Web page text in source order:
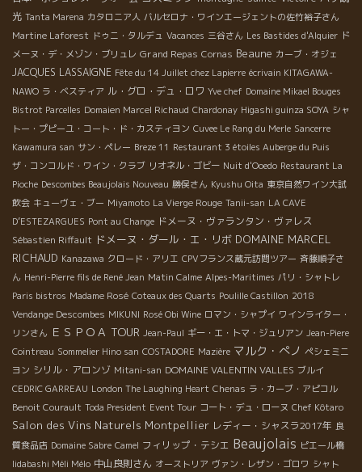
光 Tanta Marena カタロニア人 バルセロナ・ワインエージェントの佐竹裕子さん
Martine Laforest ドゥニ・タルデュ Vacances 三谷さん Les Bastides d'Alquier ド
メーヌ・デ・メゾン・ブリュレ Grand Repas Cornas Beaune カーブ・オジェ
JACQUES LASSAIGNE Fête du 14 Juillet chez Lapierre écrivain KITAGAWA-
NAWO ラ・ベスティア ル・グロ・デュ・ロワ Yve chef Domaine Mikael Bouges
Bistrot Parcelles Domaien Marcel Richaud Chardonay Higashi guinza SOYA シャ
トー・プピーユ・コート・ド・カスティヨン Cuvee Le Rang du Merle Sancerre
Kawamura san サン・ペレー Breze 11 Restaurant 3 étoiles Auberge du Puis
ザ・コンコルド・ワイン・クラブ リオネル・ゴビー Nuit d'Ooedo Restaurant La
Pioche Descombes Beaujolais Nouveau 勝俣さん Kyushu Oita 東京自然ワイン大試
飲会 キューヴェ・ブー Miyamoto La Vierge Rouge Tanii-san LA CAVE
D’ESTEZARGUES Pont au Change ドメーヌ・ヴァランタン・ヴァレス
Sébastien Riffault ドメーヌ・ダール・エ・リボ DOMAINE MARCEL
RICHAUD Kanazawa クロード・アリエ CPVフランス蔵元訪問ツアー 斉藤順子さ
ん Henri-Pierre fils de René Jean Matin Calme Alpes-Maritimes パリ・シャトレ
Paris bistros Madame Rosé Coteaux des Quarts Poulille Castillon 2018
Vendange Descombes MIKUNI Rosé Obi Wine ロマン・シャプイ ワインライター・
リンさん ＥＳＰＯＡ TOUR Jean-Paul ギー・エ・トマ・ジュリアン Jean-Piere
Cointreau Sommelier Hino san COSTADORE Mazière マルク・ぺノ ペシェミニ
ヨン シリル・アロンゾ Mitani-san DOMAINE VALENTIN VALLES ブルイ
CEDRIC GARREAU London The Laughing Heart Chenas ラ・カーブ・アピコル
Benoit Courault Toda President Event Tour コート・デュ・ローヌ Chef Kôtaro
Salon des Vins Naturels Montpellier レディー・シャスラ2017年 良
質食品店 Domaine Sabre Camel フィリップ・テシエ Beaujolais ピエール橋
Iidabashi Méli Mélo 中山良則さん オーストリア ヴァン・レザン・ゴロワ シャト